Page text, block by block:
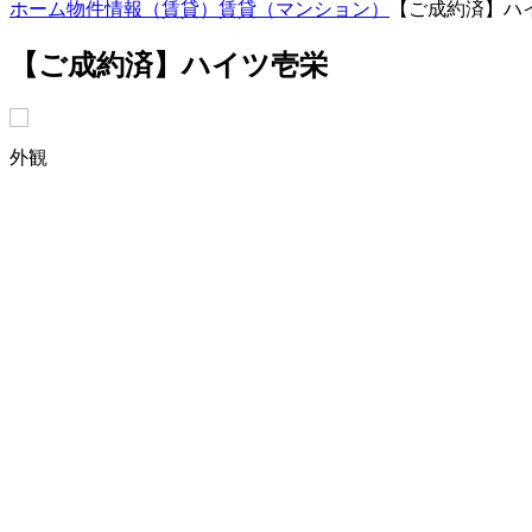
ホーム物件情報（賃貸） 賃貸（マンション） 【ご成約済】ハ
【ご成約済】ハイツ壱栄
外観